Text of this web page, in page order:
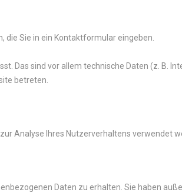
die Sie in ein Kontaktformular eingeben.
Das sind vor allem technische Daten (z. B.
betreten.
Analyse Ihres Nutzerverhaltens verwendet
Daten zu erhalten. Sie haben